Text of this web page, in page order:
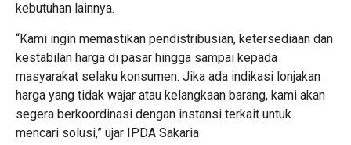
kebutuhan lainnya.
“Kami ingin memastikan pendistribusian, ketersediaan dan
kestabilan harga di pasar hingga sampai kepada
masyarakat selaku konsumen. Jika ada indikasi lonjakan
harga yang tidak wajar atau kelangkaan barang, kami akan
segera berkoordinasi dengan instansi terkait untuk
mencari solusi,” ujar IPDA Sakaria